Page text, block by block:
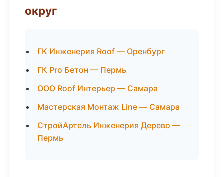
округ
ГК Инженерия Roof — Оренбург
ГК Pro Бетон — Пермь
ООО Roof Интерьер — Самара
Мастерская Монтаж Line — Самара
СтройАртель Инженерия Дерево —
Пермь